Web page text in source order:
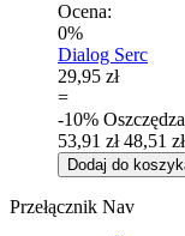
Ocena:
0%
Dialog Serc
29,95 zł
=
-10%
53,91 zł 48,51 zł
Dodaj do
Przełącznik Nav